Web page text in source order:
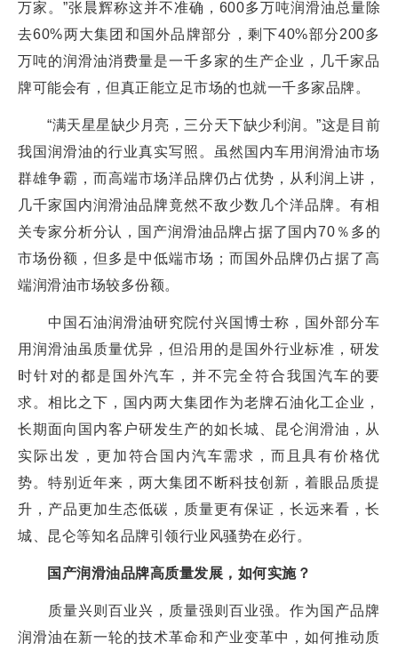
万家。”张晨辉称这并不准确，600多万吨润滑油总量除
去60%两大集团和国外品牌部分，剩下40%部分200多
万吨的润滑油消费量是一千多家的生产企业，几千家品
牌可能会有，但真正能立足市场的也就一千多家品牌。
“满天星星缺少月亮，三分天下缺少利润。”这是目前
我国润滑油的行业真实写照。虽然国内车用润滑油市场
群雄争霸，而高端市场洋品牌仍占优势，从利润上讲，
几千家国内润滑油品牌竟然不敌少数几个洋品牌。有相
关专家分析分认，国产润滑油品牌占据了国内70％多的
市场份额，但多是中低端市场；而国外品牌仍占据了高
端润滑油市场较多份额。
中国石油润滑油研究院付兴国博士称，国外部分车
用润滑油虽质量优异，但沿用的是国外行业标准，研发
时针对的都是国外汽车，并不完全符合我国汽车的要
求。相比之下，国内两大集团作为老牌石油化工企业，
长期面向国内客户研发生产的如长城、昆仑润滑油，从
实际出发，更加符合国内汽车需求，而且具有价格优
势。特别近年来，两大集团不断科技创新，着眼品质提
升，产品更加生态低碳，质量更有保证，长远来看，长
城、昆仑等知名品牌引领行业风骚势在必行。
国产润滑油品牌高质量发展，如何实施？
质量兴则百业兴，质量强则百业强。作为国产品牌
润滑油在新一轮的技术革命和产业变革中，如何推动质